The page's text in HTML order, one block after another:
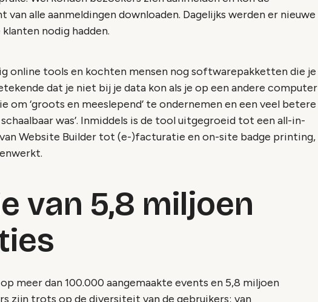
alle aanmeldingen downloaden. Dagelijks werden er nieuwe
nodig hadden.
online tools en kochten mensen nog softwarepakketten die je
dat je niet bij je data kon als je op een andere computer
om ‘groots en meeslepend’ te ondernemen en een veel betere
was’. Inmiddels is de tool uitgegroeid tot een all-in-
Website Builder tot (e-)facturatie en on-site badge printing,
van 5,8 miljoen
meer dan 100.000 aangemaakte events en 5,8 miljoen
zijn trots op de diversiteit van de gebruikers; van